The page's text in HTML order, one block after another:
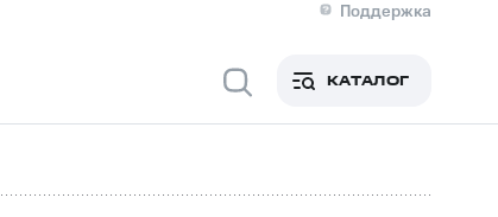
Поддержка
Медиа-центр
Пригласить спикера
и аудитРынок акций
КАТАЛОГ